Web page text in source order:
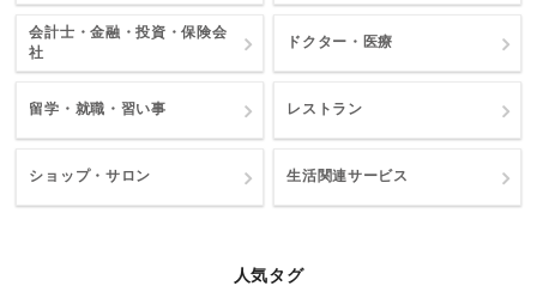
会計士・金融・投資・保険会
社
ドクター・医療
留学・就職・習い事 レストラン
ショップ・サロン 生活関連サービス
人気タグ